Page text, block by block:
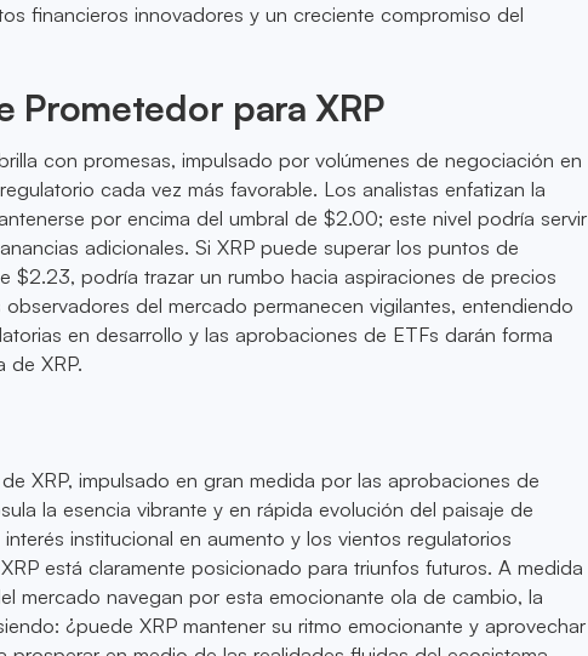
financieros innovadores y un creciente compromiso del
Prometedor para XRP
con promesas, impulsado por volúmenes de negociación en
cada vez más favorable. Los analistas enfatizan la
por encima del umbral de $2.00; este nivel podría servir
adicionales. Si XRP puede superar los puntos de
$2.23, podría trazar un rumbo hacia aspiraciones de precios
observadores del mercado permanecen vigilantes, entendiendo
en desarrollo y las aprobaciones de ETFs darán forma
de XRP.
XRP, impulsado en gran medida por las aprobaciones de
la esencia vibrante y en rápida evolución del paisaje de
institucional en aumento y los vientos regulatorios
está claramente posicionado para triunfos futuros. A medida
mercado navegan por esta emocionante ola de cambio, la
¿puede XRP mantener su ritmo emocionante y aprovechar